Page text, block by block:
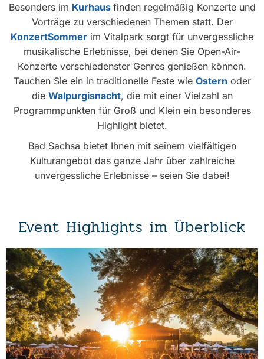
Besonders im Kurhaus finden regelmäßig Konzerte und
Vorträge zu verschiedenen Themen statt. Der
KonzertSommer im Vitalpark sorgt für unvergessliche
musikalische Erlebnisse, bei denen Sie Open-Air-
Konzerte verschiedenster Genres genießen können.
Tauchen Sie ein in traditionelle Feste wie Ostern oder
die Walpurgisnacht, die mit einer Vielzahl an
Programmpunkten für Groß und Klein ein besonderes
Highlight bietet.
Bad Sachsa bietet Ihnen mit seinem vielfältigen
Kulturangebot das ganze Jahr über zahlreiche
unvergessliche Erlebnisse – seien Sie dabei!
Event Highlights im Überblick